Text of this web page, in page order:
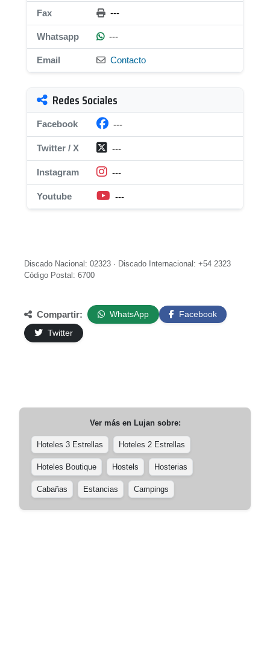
Fax ---
Whatsapp ---
Email Contacto
Redes Sociales
Facebook ---
Twitter / X ---
Instagram ---
Youtube ---
Discado Nacional: 02323 · Discado Internacional: +54 2323
Código Postal: 6700
Compartir: WhatsApp
Facebook
Twitter
Ver más en Lujansobre:
Hoteles 3 Estrellas Hoteles 2 Estrellas
Hoteles Boutique Hostels Hosterias
Cabañas Estancias Campings